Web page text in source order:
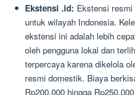
Ekstensi .id: Ekstensi resmi
untuk wilayah Indonesia.
ekstensi ini adalah lebih
oleh pengguna lokal dan
terpercaya karena dikelola
resmi domestik. Biaya
Rp200.000 hingga